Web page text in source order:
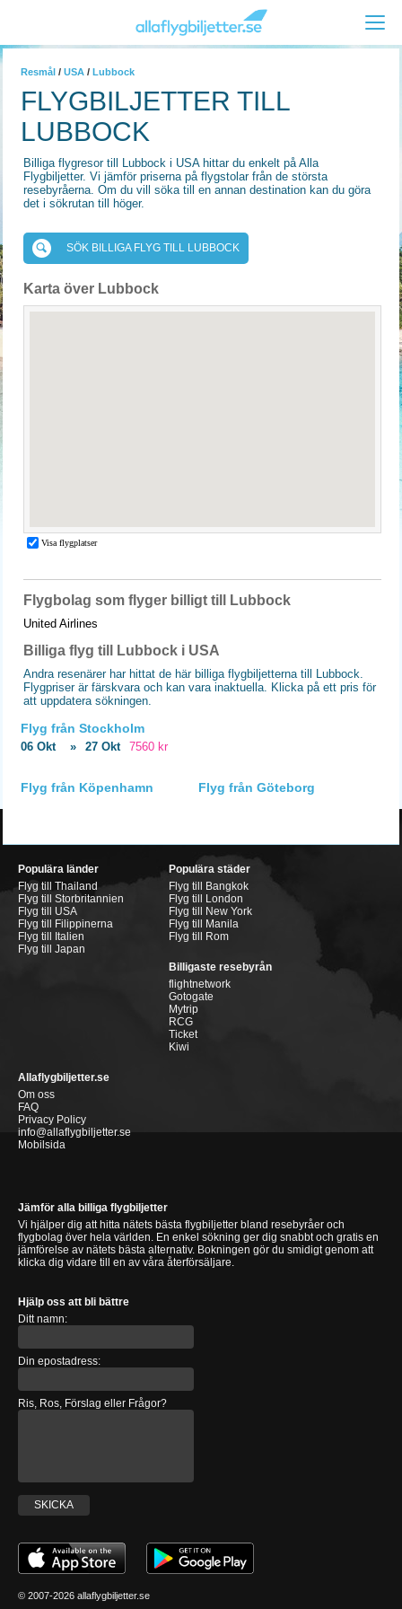
Resmål / USA / Lubbock
FLYGBILJETTER TILL
LUBBOCK
Billiga flygresor till Lubbock i USA hittar du enkelt på Alla
Flygbiljetter. Vi jämför priserna på flygstolar från de största
resebyråerna. Om du vill söka till en annan destination kan du göra
det i sökrutan till höger.
SÖK BILLIGA FLYG TILL LUBBOCK
Karta över Lubbock
Flygbolag som flyger billigt till Lubbock
United Airlines
Billiga flyg till Lubbock i USA
Andra resenärer har hittat de här billiga flygbiljetterna till Lubbock.
Flygpriser är färskvara och kan vara inaktuella. Klicka på ett pris för
att uppdatera sökningen.
Flyg från Stockholm
06 Okt » 27 Okt 7560 kr
Flyg från Köpenhamn Flyg från Göteborg
Populära länder
Flyg till Thailand
Flyg till Storbritannien
Flyg till USA
Flyg till Filippinerna
Flyg till Italien
Flyg till Japan
Populära städer
Flyg till Bangkok
Flyg till London
Flyg till New York
Flyg till Manila
Flyg till Rom
Billigaste resebyrån
flightnetwork
Gotogate
Mytrip
RCG
Ticket
Kiwi
Allaflygbiljetter.se
Om oss
FAQ
Privacy Policy
info@allaflygbiljetter.se
Mobilsida
Jämför alla billiga flygbiljetter
Vi hjälper dig att hitta nätets bästa flygbiljetter bland resebyråer och
flygbolag över hela världen. En enkel sökning ger dig snabbt och gratis en
jämförelse av nätets bästa alternativ. Bokningen gör du smidigt genom att
klicka dig vidare till en av våra återförsäljare.
Hjälp oss att bli bättre
Ditt namn:
Din epostadress:
Ris, Ros, Förslag eller Frågor?
SKICKA
© 2007-2026 allaflygbiljetter.se